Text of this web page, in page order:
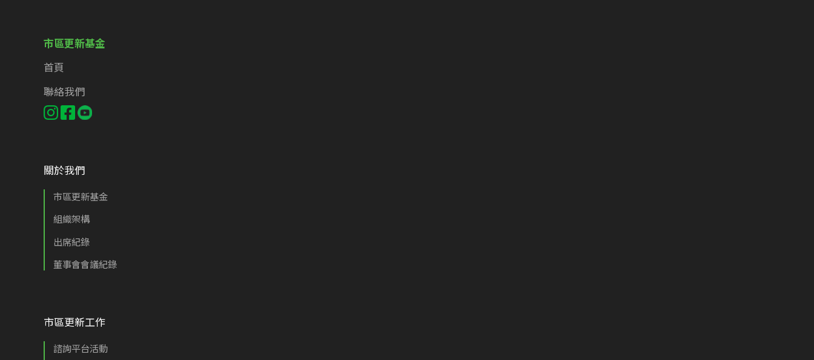
市區更新基金
首頁
聯絡我們
關於我們
市區更新基金
組織架構
出席紀錄
董事會會議紀錄
市區更新工作
諮詢平台活動